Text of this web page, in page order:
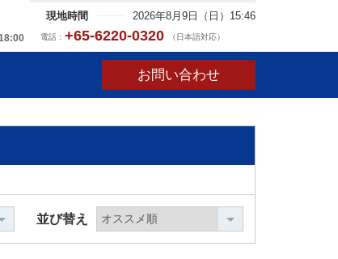
現地時間 2026年8月9日（日）15:46
電話： +65-6220-0320 （日本語対応）
お問い合わせ
並び替え